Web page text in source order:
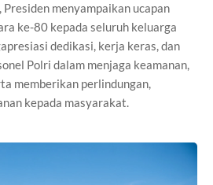
menyampaikan ucapan
ke-80 kepada seluruh keluarga
dedikasi, kerja keras, dan
Polri dalam menjaga keamanan,
memberikan perlindungan,
kepada masyarakat.